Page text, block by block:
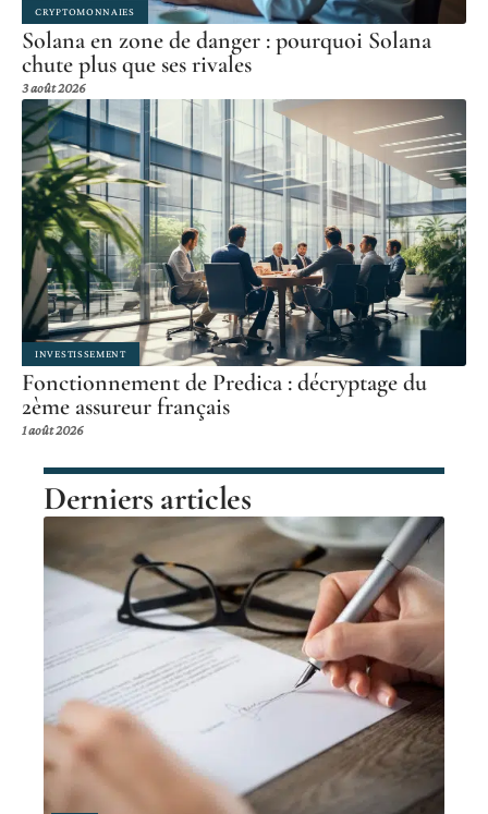
CRYPTOMONNAIES
Solana en zone de danger : pourquoi Solana
chute plus que ses rivales
3 août 2026
INVESTISSEMENT
Fonctionnement de Predica : décryptage du
2ème assureur français
1 août 2026
Derniers articles